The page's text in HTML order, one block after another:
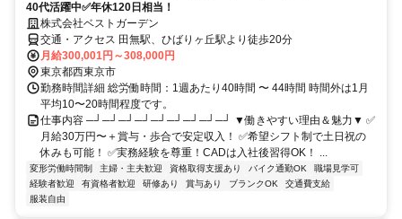
40代活躍中✅年休120日相当！
株式会社ベストガーデン
交通・アクセス 田無駅、ひばりヶ丘駅より徒歩20分
月給300,001円～308,000円
東京都西東京市
勤務時間詳細 総労働時間：1週あたり40時間 〜 44時間 時間外は1月
平均10〜20時間程度です。
仕事内容 ─┘─┘─┘─┘─┘─┘─┘─┘─┘ ▼働きやすい理由＆魅力▼ ✅
月給30万円〜＋賞与・歩合で安定収入！ ✅希望シフト制で土日祝の
休みも可能！ ✅実務経験を尊重！CADは入社後習得OK！ ...
変形労働時間制 主婦・主夫歓迎 資格取得支援あり バイク通勤OK
職場見学可
経験者歓迎
有資格者歓迎 研修あり 賞与あり ブランクOK
交通費支給
服装自由